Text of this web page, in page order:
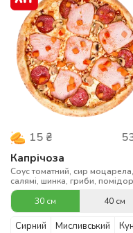
15 ₴
Капрічоза
Соус томатний, сир моцарела,
салямі, шинка, гриби,
30 см
40 см
Сирний Мисливський